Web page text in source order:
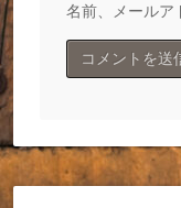
名前、メールア